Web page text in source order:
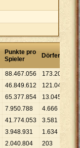
Punkte pro
Spieler
Dörfer
88.467.056 173.205 10.
46.849.612 121.043 .
65.377.854 13.045
7.950.788 4.666 10.
41.774.053 3.581
3.948.931 1.634
2.040.804 203 .